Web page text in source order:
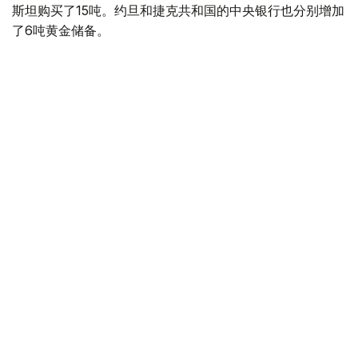
斯坦购买了15吨。约旦和捷克共和国的中央银行也分别增加
了6吨黄金储备。